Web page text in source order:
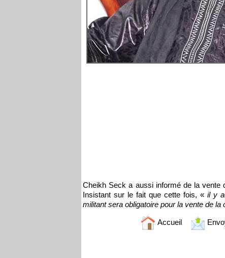
Cheikh Seck a aussi informé de la vente
Insistant sur le fait que cette fois, « il y
militant sera obligatoire pour la vente de la
Accueil